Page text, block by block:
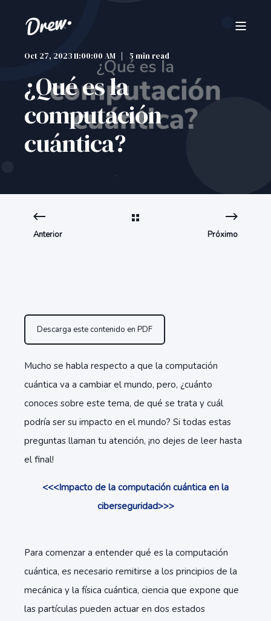
Oct 27, 2023 11:00:00 AM 5 min read
¿Qué es la
computación
cuántica?
Anterior Próximo
Descarga este contenido en PDF
Mucho se habla respecto a que la computación
cuántica va a cambiar el mundo, pero, ¿cuánto
conoces sobre este tema, de qué se trata y cuál
podría ser su impacto en el mundo? Si todas estas
preguntas llaman tu atención, ¡no dejes de leer hasta
el final!
<<<Impacto de la computación cuántica en la
ciberseguridad>>>
Para comenzar a entender qué es la computación
cuántica, es necesario remitirse a los principios de la
mecánica y la física cuántica, ciencia que expone que
las partículas pueden actuar en dos estados